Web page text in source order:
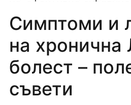
Симптоми и
на хронична
болест –
съвети